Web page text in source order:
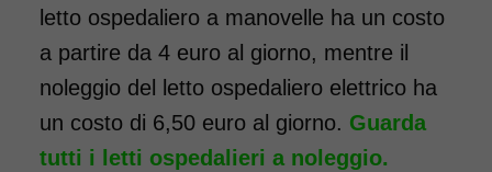
SCHEDA COMPLETA
letto ospedaliero a manovelle ha un costo
a partire da 4 euro al giorno, mentre il
noleggio del letto ospedaliero elettrico ha
un costo di 6,50 euro al giorno. Guarda
tutti i letti ospedalieri a noleggio.